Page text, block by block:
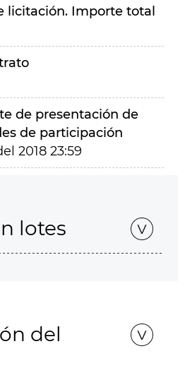
licitación. Importe total
de presentación de
de participación
2018 23:59
lotes
del